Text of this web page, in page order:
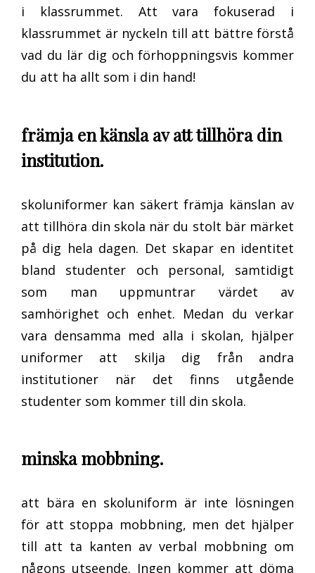
i klassrummet. Att vara fokuserad i
klassrummet är nyckeln till att bättre förstå
vad du lär dig och förhoppningsvis kommer
du att ha allt som i din hand!
främja en känsla av att tillhöra din
institution.
skoluniformer kan säkert främja känslan av
att tillhöra din skola när du stolt bär märket
på dig hela dagen. Det skapar en identitet
bland studenter och personal, samtidigt
som man uppmuntrar värdet av
samhörighet och enhet. Medan du verkar
vara densamma med alla i skolan, hjälper
uniformer att skilja dig från andra
institutioner när det finns utgående
studenter som kommer till din skola.
minska mobbning.
att bära en skoluniform är inte lösningen
för att stoppa mobbning, men det hjälper
till att ta kanten av verbal mobbning om
någons utseende. Ingen kommer att döma